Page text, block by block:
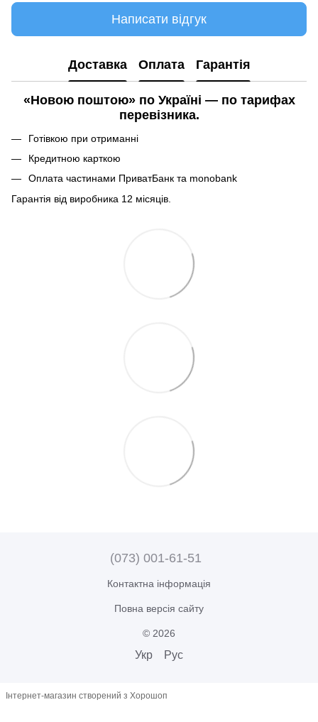
Написати відгук
Доставка Оплата Гарантія
«Новою поштою» по Україні — по тарифах
перевізника.
Готівкою при отриманні
Кредитною карткою
Оплата частинами ПриватБанк та monobank
Гарантія від виробника 12 місяців.
(073) 001-61-51
Контактна інформація
Повна версія сайту
© 2026
Укр Рус
Інтернет-магазин створений з Хорошоп